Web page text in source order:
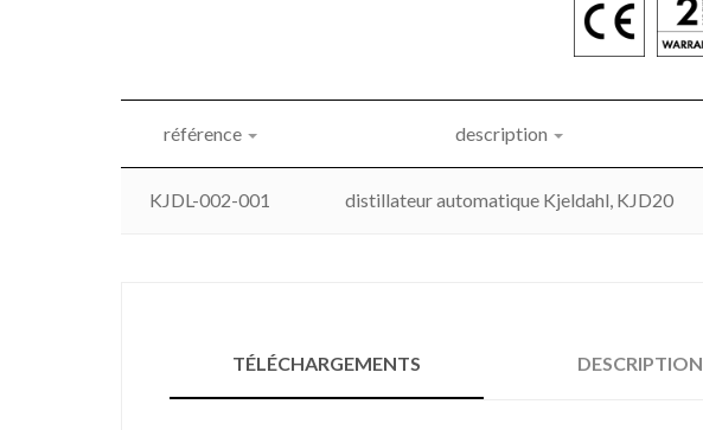
référence description
KJDL-002-001 distillateur automatique Kjeldahl, KJD20
TÉLÉCHARGEMENTS DESCRIPTION